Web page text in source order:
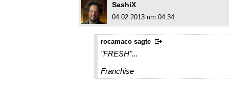
SashiX
04.02.2013 um 04:34
rocamaco sagte
"FRESH"...
Franchise